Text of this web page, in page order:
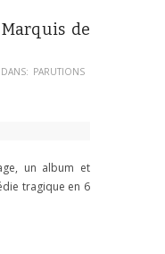
de
DANS: PARUTIONS
un album et
tragique en 6